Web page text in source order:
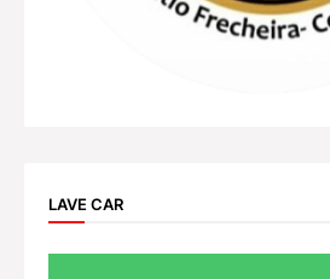
LAVE CAR